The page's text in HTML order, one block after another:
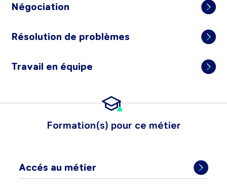
Négociation
Résolution de problèmes
Travail en équipe
Formation(s) pour ce métier
Accés au métier